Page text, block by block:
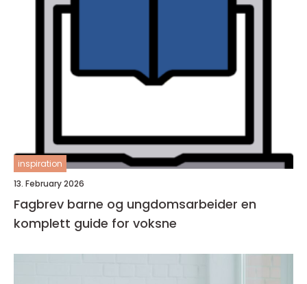
inspiration
13. February 2026
Fagbrev barne og ungdomsarbeider en
komplett guide for voksne